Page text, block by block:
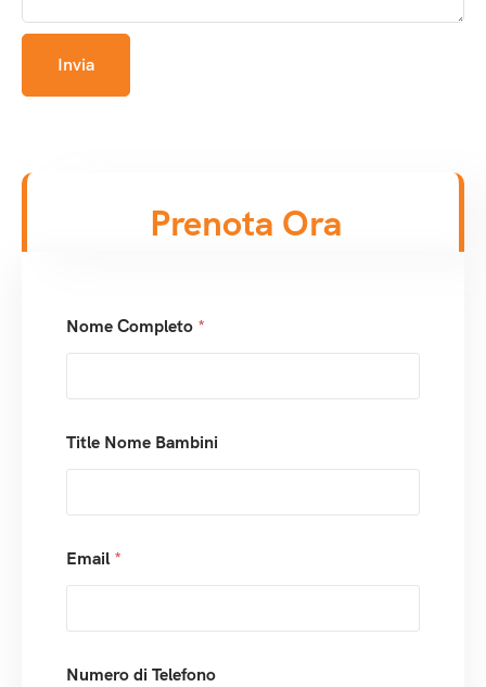
Prenota Ora
Nome Completo *
Title Nome Bambini
Email *
Numero di Telefono